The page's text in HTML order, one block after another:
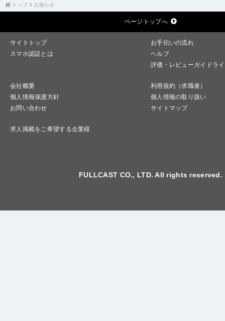
トップ お知らせ
ページトップへ
サイトトップ
お手伝いの流れ
スマホ認証とは
ヘルプ
評価・レビューガイドラ
会社概要
利用規約（求職者）
個人情報保護方針
個人情報の取り扱い
お問い合わせ
サイトマップ
求人掲載をご希望する企業様
FULLCAST CO., LTD. All rights reserved.